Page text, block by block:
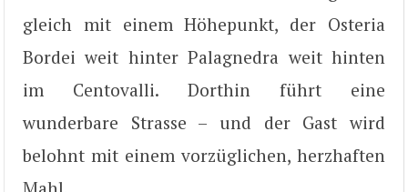
gleich mit einem Höhepunkt, der Osteria
Bordei weit hinter Palagnedra weit hinten
im Centovalli. Dorthin führt eine
wunderbare Strasse – und der Gast wird
belohnt mit einem vorzüglichen, herzhaften